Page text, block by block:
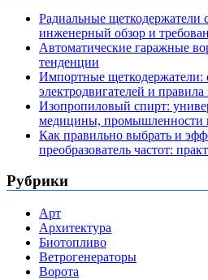
Радиальные
инженерный обзор и
Автоматические гаражные
тенденции
Импортные щеткодержатели:
электродвигателей и
Изопропиловый спирт:
медицины, промышленности
Как правильно выбрать и
преобразователь частот:
Рубрики
Арт
Архитектура
Биотопливо
Ветрогенераторы
Ворота